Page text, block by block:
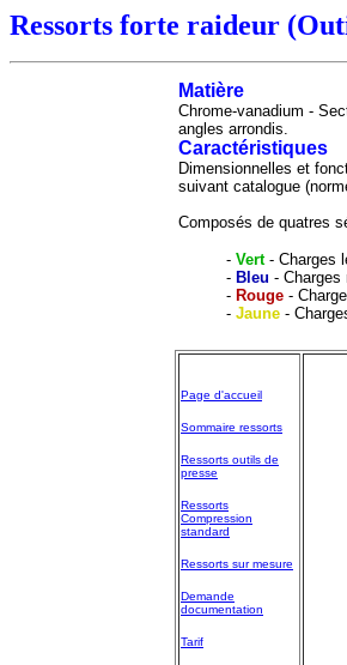
Ressorts forte raideur
Matière
Chrome-vanadium -
angles arrondis.
Caractéristiques
Dimensionnelles et
suivant catalogue
Composés de quatres
- Vert - Charges
- Bleu - Charges
- Rouge -
- Jaune -
Page d'accueil
Sommaire ressorts
Ressorts outils de
presse
Ressorts
Compression
standard
Ressorts sur mesure
Demande
documentation
Tarif